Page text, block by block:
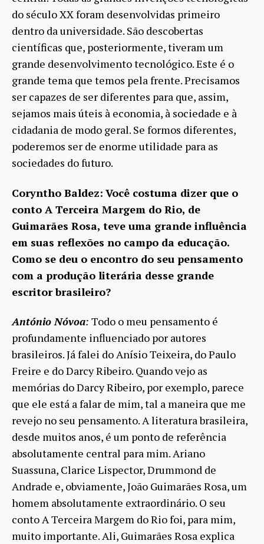
do século XX foram desenvolvidas primeiro
dentro da universidade. São descobertas
científicas que, posteriormente, tiveram um
grande desenvolvimento tecnológico. Este é o
grande tema que temos pela frente. Precisamos
ser capazes de ser diferentes para que, assim,
sejamos mais úteis à economia, à sociedade e à
cidadania de modo geral. Se formos diferentes,
poderemos ser de enorme utilidade para as
sociedades do futuro.
Coryntho Baldez: Você costuma dizer que o
conto A Terceira Margem do Rio, de
Guimarães Rosa, teve uma grande influência
em suas reflexões no campo da educação.
Como se deu o encontro do seu pensamento
com a produção literária desse grande
escritor brasileiro?
António Nóvoa: Todo o meu pensamento é
profundamente influenciado por autores
brasileiros. Já falei do Anísio Teixeira, do Paulo
Freire e do Darcy Ribeiro. Quando vejo as
memórias do Darcy Ribeiro, por exemplo, parece
que ele está a falar de mim, tal a maneira que me
revejo no seu pensamento. A literatura brasileira,
desde muitos anos, é um ponto de referência
absolutamente central para mim. Ariano
Suassuna, Clarice Lispector, Drummond de
Andrade e, obviamente, João Guimarães Rosa, um
homem absolutamente extraordinário. O seu
conto A Terceira Margem do Rio foi, para mim,
muito importante. Ali, Guimarães Rosa explica